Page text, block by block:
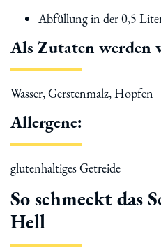
Abfüllung in der 0,5
Als Zutaten werden
Wasser, Gerstenmalz, Hopfen
Allergene:
glutenhaltiges Getreide
So schmeckt das
Hell